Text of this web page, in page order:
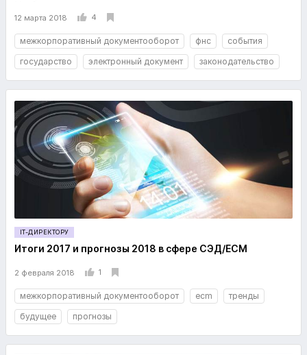
12 марта 2018 4
межкорпоративный документооборот фнс
события
государство
электронный документ законодательство
IT-ДИРЕКТОРУ
Итоги 2017 и прогнозы 2018 в сфере СЭД/ECM
2 февраля 2018 1
межкорпоративный документооборот ecm
тренды
будущее
прогнозы